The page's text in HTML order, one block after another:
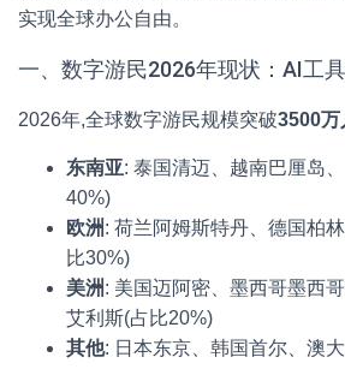
实现全球办公自由。
一、数字游民2026年现状：AI工
2026年,全球数字游民规模突破3500万
东南亚: 泰国清迈、越南巴厘岛
40%)
欧洲: 荷兰阿姆斯特丹、德国柏
比30%)
美洲: 美国迈阿密、墨西哥墨西
艾利斯(占比20%)
其他: 日本东京、韩国首尔、澳